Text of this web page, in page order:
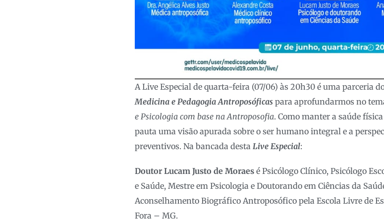
A Live Especial de quarta-feira (07/06) às 20h30 é uma parceria
Medicina e Pedagogia Antroposóficas para aprofundarmos no
e Psicologia com base na Antroposofia. Como manter a saúde
pauta uma visão apurada sobre o ser humano integral e a
preventivos. Na bancada desta Live Especial:
Doutor Lucam Justo de Moraes é Psicólogo Clínico, Psicólogo
e Saúde, Mestre em Psicologia e Doutorando em Ciências da
Aconselhamento Biográfico Antroposófico pela Escola Livre de
Fora – MG.